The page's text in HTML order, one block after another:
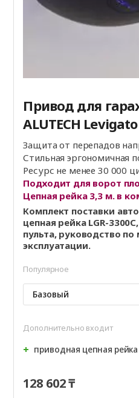
Привод для
ALUTECH
Защита от перепадов
Стильная эргономичная
Ресурс не менее 30 000
Подходит для ворот
Цепная рейка 3,3 м. в
Комплект поставки
цепная рейка LGR-
пульта, руководство
эксплуатации.
Популярное
Базовый
Дополнительно входит
приводная цепная рейка
128 602 ₸